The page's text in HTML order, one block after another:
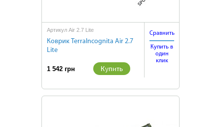
Артикул Air 2.7 Lite
Коврик TerraIncognita Air 2.7
Lite
1 542 грн Купить
Сравнить
Купить в
один
клик